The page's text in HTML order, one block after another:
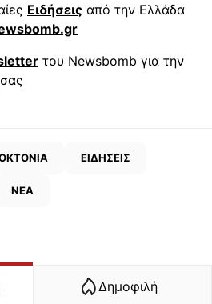
Ειδήσεις από την Ελλάδα
του Newsbomb για την
ΕΙΔΗΣΕΙΣ
ΝΕΑ
Δημοφιλή